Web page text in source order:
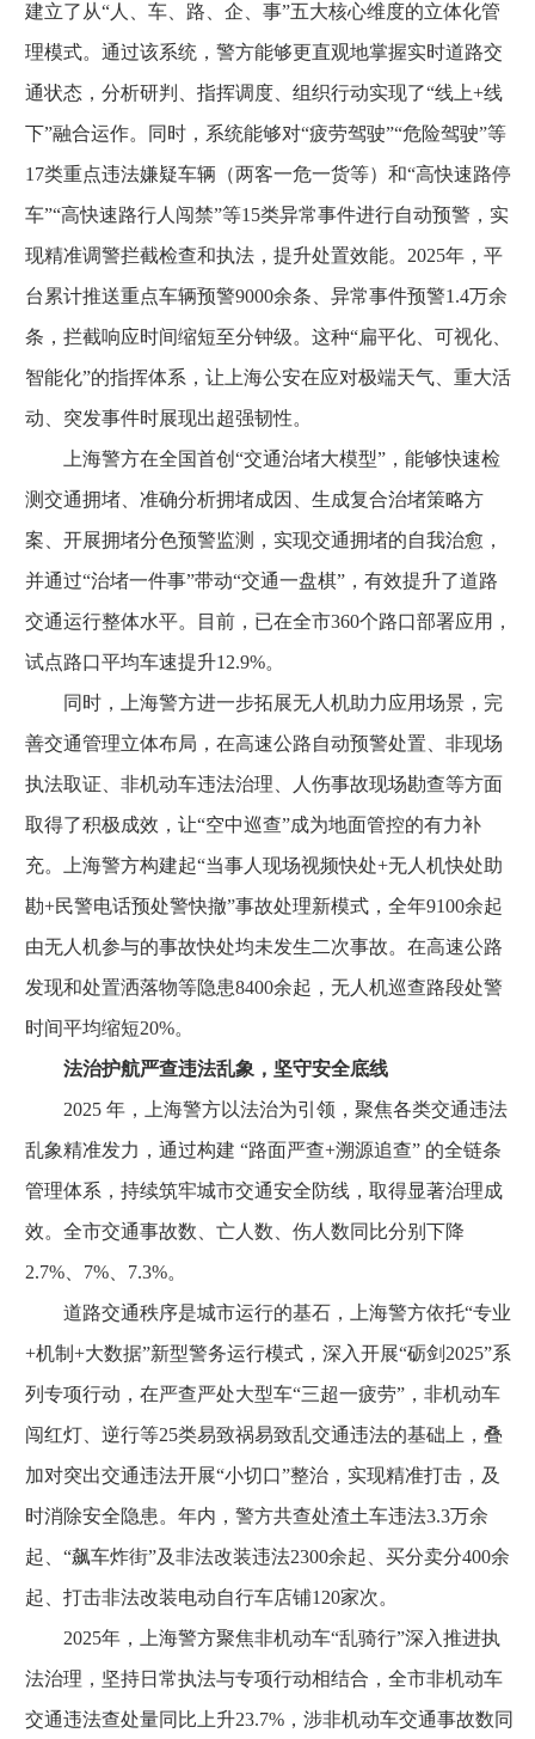
建立了从“人、车、路、企、事”五大核心维度的立体化管
理模式。通过该系统，警方能够更直观地掌握实时道路交
通状态，分析研判、指挥调度、组织行动实现了“线上+线
下”融合运作。同时，系统能够对“疲劳驾驶”“危险驾驶”等
17类重点违法嫌疑车辆（两客一危一货等）和“高快速路停
车”“高快速路行人闯禁”等15类异常事件进行自动预警，实
现精准调警拦截检查和执法，提升处置效能。2025年，平
台累计推送重点车辆预警9000余条、异常事件预警1.4万余
条，拦截响应时间缩短至分钟级。这种“扁平化、可视化、
智能化”的指挥体系，让上海公安在应对极端天气、重大活
动、突发事件时展现出超强韧性。
上海警方在全国首创“交通治堵大模型”，能够快速检
测交通拥堵、准确分析拥堵成因、生成复合治堵策略方
案、开展拥堵分色预警监测，实现交通拥堵的自我治愈，
并通过“治堵一件事”带动“交通一盘棋”，有效提升了道路
交通运行整体水平。目前，已在全市360个路口部署应用，
试点路口平均车速提升12.9%。
同时，上海警方进一步拓展无人机助力应用场景，完
善交通管理立体布局，在高速公路自动预警处置、非现场
执法取证、非机动车违法治理、人伤事故现场勘查等方面
取得了积极成效，让“空中巡查”成为地面管控的有力补
充。上海警方构建起“当事人现场视频快处+无人机快处助
勘+民警电话预处警快撤”事故处理新模式，全年9100余起
由无人机参与的事故快处均未发生二次事故。在高速公路
发现和处置洒落物等隐患8400余起，无人机巡查路段处警
时间平均缩短20%。
法治护航严查违法乱象，坚守安全底线
2025 年，上海警方以法治为引领，聚焦各类交通违法
乱象精准发力，通过构建 “路面严查+溯源追查” 的全链条
管理体系，持续筑牢城市交通安全防线，取得显著治理成
效。全市交通事故数、亡人数、伤人数同比分别下降
2.7%、7%、7.3%。
道路交通秩序是城市运行的基石，上海警方依托“专业
+机制+大数据”新型警务运行模式，深入开展“砺剑2025”系
列专项行动，在严查严处大型车“三超一疲劳”，非机动车
闯红灯、逆行等25类易致祸易致乱交通违法的基础上，叠
加对突出交通违法开展“小切口”整治，实现精准打击，及
时消除安全隐患。年内，警方共查处渣土车违法3.3万余
起、“飙车炸街”及非法改装违法2300余起、买分卖分400余
起、打击非法改装电动自行车店铺120家次。
2025年，上海警方聚焦非机动车“乱骑行”深入推进执
法治理，坚持日常执法与专项行动相结合，全市非机动车
交通违法查处量同比上升23.7%，涉非机动车交通事故数同